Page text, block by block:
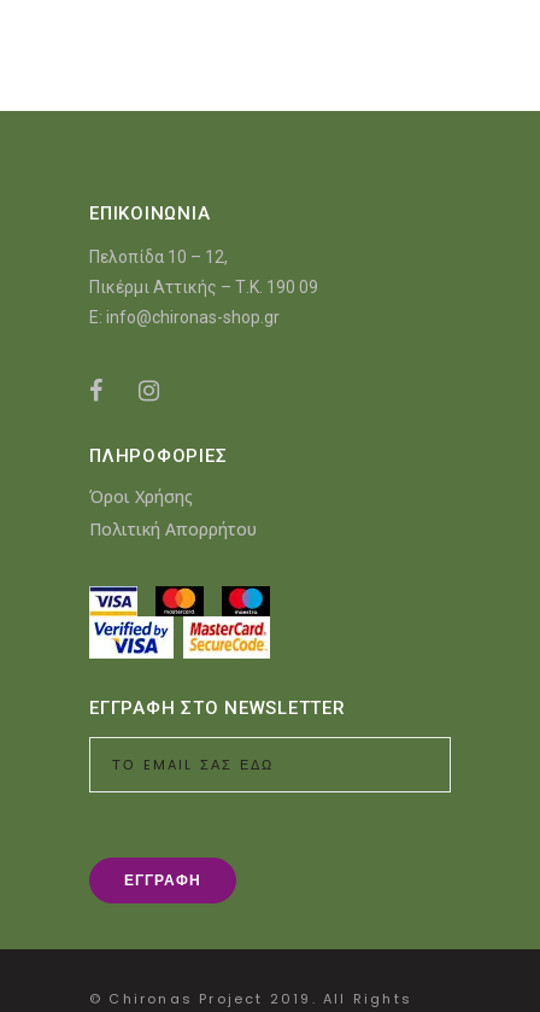
ΕΠΙΚΟΙΝΩΝΙΑ
Πελοπίδα 10 – 12,
Πικέρμι Αττικής – Τ.Κ. 190 09
E: info@chironas-shop.gr
ΠΛΗΡΟΦΟΡΙΕΣ
Όροι Χρήσης
Πολιτική Απορρήτου
ΕΓΓΡΑΦΗ ΣΤΟ NEWSLETTER
© Chironas Project 2019. All Rights